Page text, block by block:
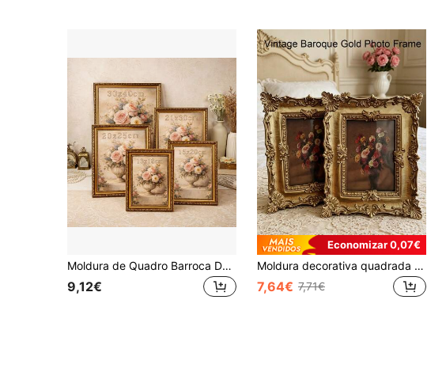
Moldura de Quadro Barroca Dourada, Moldura de Foto Vintage Ornamentada, Moldura Clássica Antiga para Parede e Tampo de Mesa para Quarto, Sala de Estar e Decoração de Casa, Moldura Decorativa Rústica para Fotos, Impressões de Arte e Pôsteres, Vários Tamanhos 8x10 A4 21x30 30x40cm
9,12€
Economizar 0,07€
Moldura decorativa quadrada dourada vintage para fotos (1 unidade), inclui 1 folha de papel para pendurar, ideal para decoração de casa, exibição de fotos, presente de aniversário ou formatura.
7,64€ 7,71€